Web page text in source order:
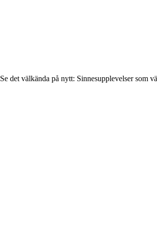
Se det välkända på nytt: Sinnesupplevelser som